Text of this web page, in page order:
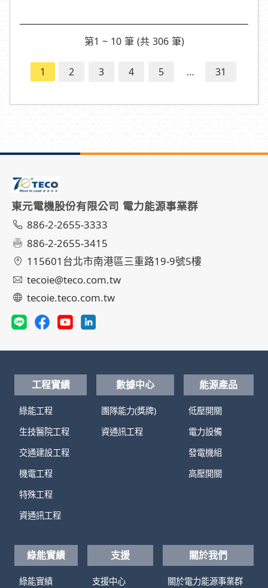
第1 ~ 10 筆 (共 306 筆)
1 2 3 4 5 … 31
東元電機股份有限公司 電力能源事業群
886-2-2655-3333
886-2-2655-3415
115601台北市南港區三重路19-9號5樓
tecoie@teco.com.tw
tecoie.teco.com.tw
工程實績
綠能工程
生技醫院工程
交通建設工程
機電工程
特殊工程
資通訊工程
數據中心
團隊能力(獎牌)
資通訊工程
能源產品
低壓開關
電力設備
發電機組
高壓開關
綠能實績
綠能實績
支援
支援中心
關於我們
關於電力能源事業群